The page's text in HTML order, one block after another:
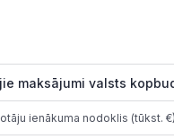
maksājumi valsts
ienākuma nodoklis (tūkst. €)